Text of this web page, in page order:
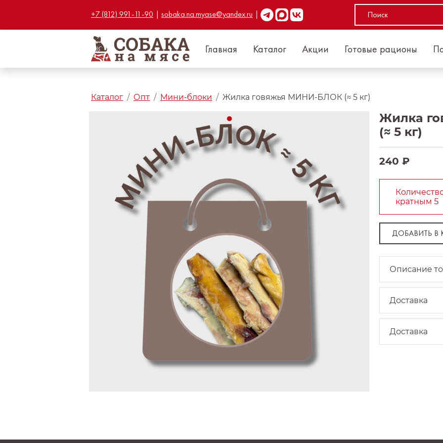
+7 (812) 991-11-90 | sobaka.na.myase@yandex.ru |
Главная Каталог Акции Готовые рационы
Каталог Опт Мини-блоки Жилка говяжья МИНИ-БЛОК (≈ 5 кг)
Жилка
(≈ 5 кг)
240 ₽
кратным 5
ДОБАВИТЬ В
Описание
Доставка
Доставка